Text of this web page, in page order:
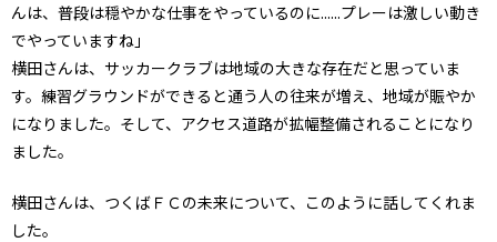
んは、普段は穏やかな仕事をやっているのに......プレーは激しい動き
でやっていますね」
横田さんは、サッカークラブは地域の大きな存在だと思っていま
す。練習グラウンドができると通う人の往来が増え、地域が賑やか
になりました。そして、アクセス道路が拡幅整備されることになり
ました。
横田さんは、つくばＦＣの未来について、このように話してくれま
した。